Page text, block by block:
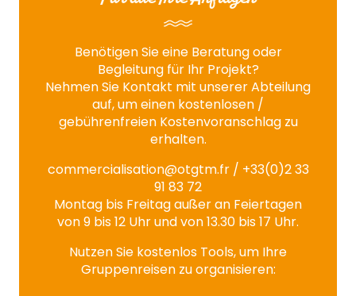
Benötigen Sie eine Beratung oder
Begleitung für Ihr Projekt?
Nehmen Sie Kontakt mit unserer Abteilung
auf, um einen kostenlosen /
gebührenfreien Kostenvoranschlag zu
erhalten.
commercialisation@otgtm.fr/ +33(0)2 33
91 83 72
Montag bis Freitag außer an Feiertagen
von 9 bis 12 Uhr und von 13.30 bis 17 Uhr.
Nutzen Sie kostenlos Tools, um Ihre
Gruppenreisen zu organisieren: